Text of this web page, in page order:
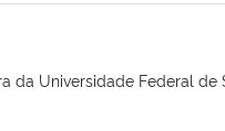
da Universidade Federal de